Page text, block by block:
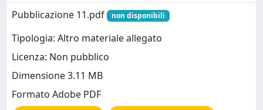
Pubblicazione 11.pdf
non disponibili
Tipologia: Altro materiale allegato
Licenza: Non pubblico
Dimensione 3.11 MB
Formato Adobe PDF